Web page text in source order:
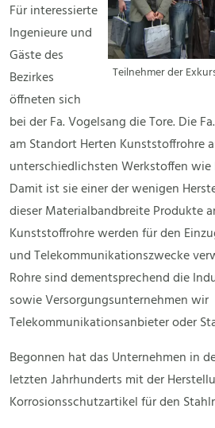
Teilnehmer der
Für interessierte
Ingenieure und
Gäste des
Bezirkes
öffneten sich
bei der Fa. Vogelsang die Tore. Die
am Standort Herten Kunststoffrohre
unterschiedlichsten Werkstoffen wie
Damit ist sie einer der wenigen
dieser Materialbandbreite Produkte
Kunststoffrohre werden für den
und Telekommunikationszwecke
Rohre sind dementsprechend die
sowie Versorgungsunternehmen wir
Telekommunikationsanbieter oder
Begonnen hat das Unternehmen in
letzten Jahrhunderts mit der
Korrosionsschutzartikel für den